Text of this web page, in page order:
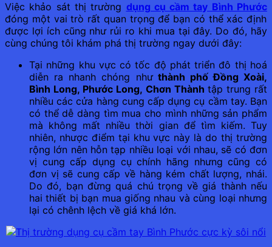
Việc khảo sát thị trường dụng cụ cầm tay Bình Phước
đóng một vai trò rất quan trọng để bạn có thể xác định
được lợi ích cũng như rủi ro khi mua tại đây. Do đó, hãy
cùng chúng tôi khám phá thị trường ngay dưới đây:
Tại những khu vực có tốc độ phát triển đô thị hoá
diễn ra nhanh chóng nhưthành phố Đồng Xoài,
Bình Long, Phước Long, Chơn Thành tập trung rất
nhiều các cửa hàng cung cấp dụng cụ cầm tay. Bạn
có thể dễ dàng tìm mua cho mình những sản phẩm
mà không mất nhiều thời gian để tìm kiếm. Tuy
nhiên, nhược điểm tại khu vực này là do thị trường
rộng lớn nên hỗn tạp nhiều loại với nhau, sẽ có đơn
vị cung cấp dụng cụ chính hãng nhưng cũng có
đơn vị sẽ cung cấp về hàng kém chất lượng, nhái.
Do đó, bạn đừng quá chú trọng về giá thành nếu
hai thiết bị bạn mua giống nhau và cùng loại nhưng
lại có chênh lệch về giá khá lớn.